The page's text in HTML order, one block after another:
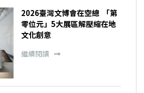
2026臺灣文博會在空總 「第
零位元」5大展區解壓縮在地
文化創意
繼續閱讀